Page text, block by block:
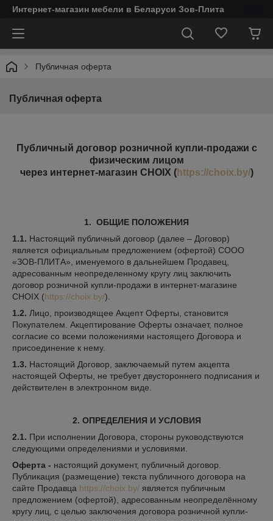
Интернет-магазин мебели в Беларуси Зов-Плита
Публичная оферта
Публичная оферта
Публичный договор розничной купли-продажи с
физическим лицом
через интернет-магазин CHOIX (https://choix.by/)
1. ОБЩИЕ ПОЛОЖЕНИЯ
1.1. Настоящий публичный договор (далее – Договор)
является официальным предложением (офертой) СООО
«ЗОВ-ПЛИТА», именуемого в дальнейшем Продавец,
адресованным неопределенному кругу лиц заключить
договор розничной купли-продажи в интернет-магазине
CHOIX (https://choix.by/).
1.2. Лицо, производящее Акцепт Оферты, становится
Покупателем. Акцептирование Оферты означает, полное
согласие со всеми положениями настоящего Договора и
присоединение к нему.
1.3. Настоящий Договор, заключаемый путем акцепта
настоящей Оферты, не требует двустороннего подписания и
действителен в электронном виде.
2. ОПРЕДЕЛЕНИЯ И УСЛОВИЯ
2.1. При исполнении Договора, стороны руководствуются
следующими определениями и условиями.
Оферта - настоящий документ, публичный договор.
Публикация (размещение) текста публичного договора на
сайте Продавца https://choix.by/ является публичным
предложением (офертой), адресованным неопределённому
кругу лиц, с целью заключения договора розничной купли-